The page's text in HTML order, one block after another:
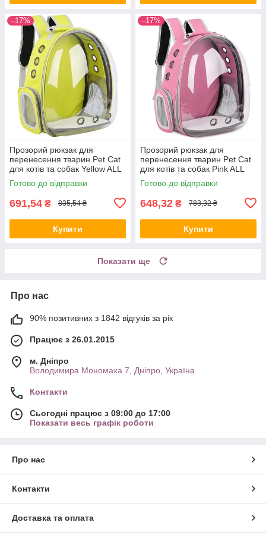
–17%
Прозорий рюкзак для
перенесення тварин Pet Cat
для котів та собак Yellow ALL
Качество + 2818
Готово до відправки
691,54 ₴ 835,54 ₴
Купити
–17%
Прозорий рюкзак для
перенесення тварин Pet Cat
для котів та собак Pink ALL
Качество + 2819
Готово до відправки
648,32 ₴ 783,32 ₴
Купити
Показати ще
Про нас
90% позитивних з 1842 відгуків за рік
Працює з 26.01.2015
м. Дніпро
Володимира Мономаха 7, Дніпро, Україна
Контакти
Сьогодні працює з 09:00 до 17:00
Показати весь графік роботи
Про нас
Контакти
Доставка та оплата